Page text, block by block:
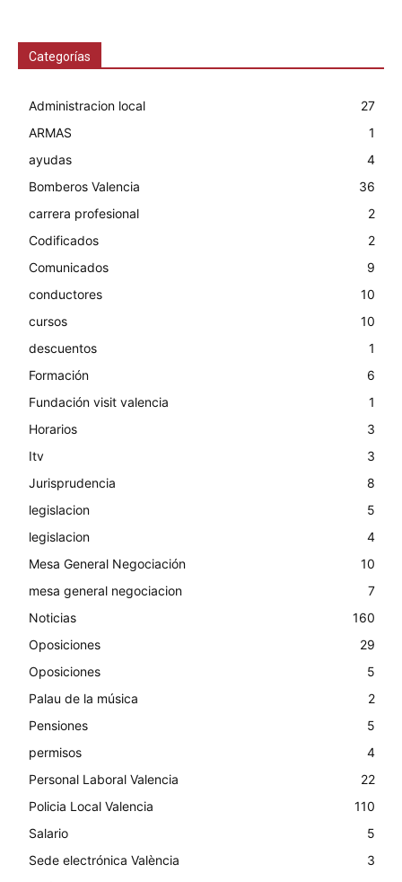
Categorías
Administracion local
27
ARMAS
1
ayudas
4
Bomberos Valencia
36
carrera profesional
2
Codificados
2
Comunicados
9
conductores
10
cursos
10
descuentos
1
Formación
6
Fundación visit valencia
1
Horarios
3
Itv
3
Jurisprudencia
8
legislacion
5
legislacion
4
Mesa General Negociación
10
mesa general negociacion
7
Noticias
160
Oposiciones
29
Oposiciones
5
Palau de la música
2
Pensiones
5
permisos
4
Personal Laboral Valencia
22
Policia Local Valencia
110
Salario
5
Sede electrónica València
3